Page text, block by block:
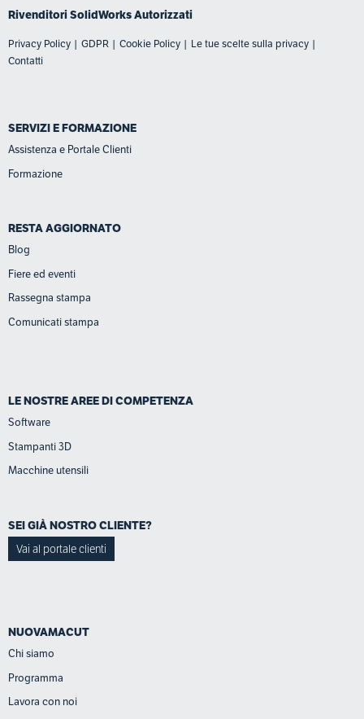
Rivenditori SolidWorksAutorizzati
Privacy Policy | GDPR | Cookie Policy | Le tue scelte sulla privacy |
Contatti
SERVIZI E FORMAZIONE
Assistenza e Portale Clienti
Formazione
RESTA AGGIORNATO
Blog
Fiere ed eventi
Rassegna stampa
Comunicati stampa
LE NOSTRE AREE DI COMPETENZA
Software
Stampanti 3D
Macchine utensili
SEI GIÀ NOSTRO CLIENTE?
Vai al portale clienti
NUOVAMACUT
Chi siamo
Programma
Lavora con noi